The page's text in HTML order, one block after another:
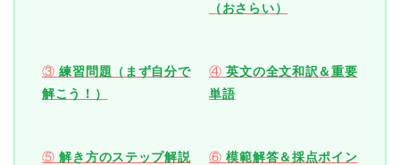
（おさらい）
③練習問題（まず自分で
解こう！）
④英文の全文和訳＆重要
単語
⑤解き方のステップ解説 ⑥模範解答＆採点ポイン